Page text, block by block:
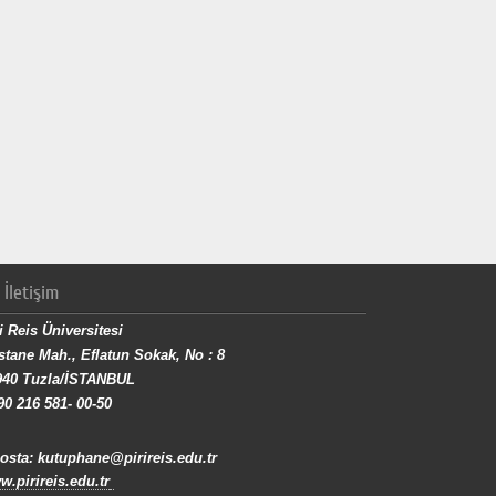
Reis Üniversitesi
Mah., Eflatun Sokak, No : 8
Tuzla/İSTANBUL
216 581- 00-50
kutuphane@pirireis.edu.tr